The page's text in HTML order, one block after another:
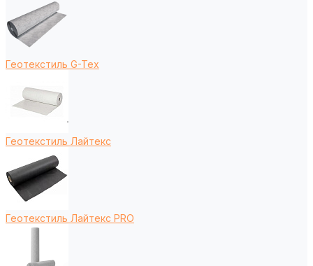
Геотекстиль G-Tex
Геотекстиль Лайтекс
Геотекстиль Лайтекс PRO